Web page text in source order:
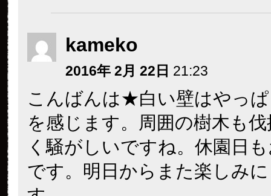
kameko
2016年 2月 22日 21:23
こんばんは★白い壁はやっ
を感じます。周囲の樹木も
く騒がしいですね。休園日
です。明日からまた楽しみ